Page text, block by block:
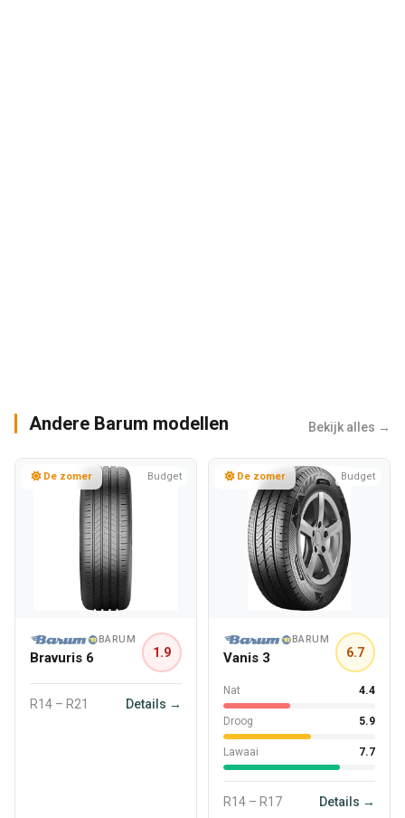
Andere Barum modellen Bekijk alles →
De zomer Budget
BARUM
Bravuris 6 1.9
R14 – R21 Details →
De zomer Budget
BARUM
Vanis 3 6.7
Nat 4.4
Droog 5.9
Lawaai 7.7
R14 – R17 Details →